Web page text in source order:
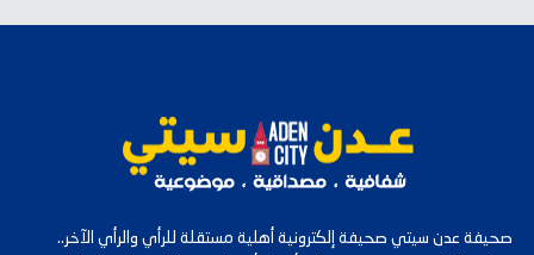
صحيفة عدن سيتي صحيفة إلكترونية أهلية مستقلة للرأي والرأي الآخر..